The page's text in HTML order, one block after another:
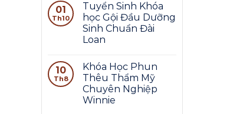
01
Th10
Tuyển Sinh Khóa
học Gội Đầu Dưỡng
Sinh Chuẩn Đài
Loan
10
Th8
Khóa Học Phun
Thêu Thẩm Mỹ
Chuyên Nghiệp
Winnie